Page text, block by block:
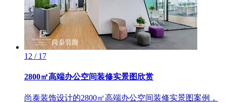
12 / 17
2800㎡高端办公空间装修实景图欣赏
尚泰装饰设计的2800㎡高端办公空间装修实景图案例，